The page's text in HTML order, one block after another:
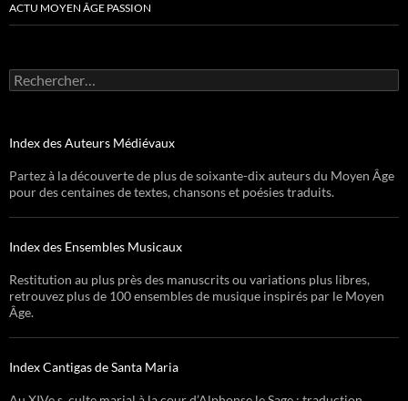
ACTU MOYEN ÂGE PASSION
Rechercher :
Index des Auteurs Médiévaux
Partez à la découverte de plus de soixante-dix auteurs du Moyen Âge
pour des centaines de textes, chansons et poésies traduits.
Index des Ensembles Musicaux
Restitution au plus près des manuscrits ou variations plus libres,
retrouvez plus de 100 ensembles de musique inspirés par le Moyen
Âge.
Index Cantigas de Santa Maria